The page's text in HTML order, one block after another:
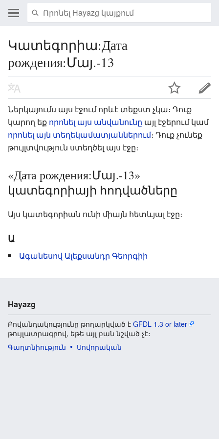
Կատեգորիա:Дата
рождения:Մայ.-13
Ներկայումս այս էջում որևէ տեքստ չկա։ Դուք
կարող եք որոնել այս անվանունը այլ էջերում կամ
որոնել այն տեղեկամատյաններում։ Դուք չունեք
թույլտվություն ստեղծել այս էջը։
«Дата рождения:Մայ.-13»
կատեգորիայի հոդվածները
Այս կատեգորիան ունի միայն հետևյալ էջը։
Ա
Ագանեսով Ալեքսանդր Գեորգիի
Hayazg
Բովանդակությունը թողարկված է GFDL 1.3 or later
թույլատրագրով, եթե այլ բան նշված չէ։
Գաղտնիություն
Սովորական